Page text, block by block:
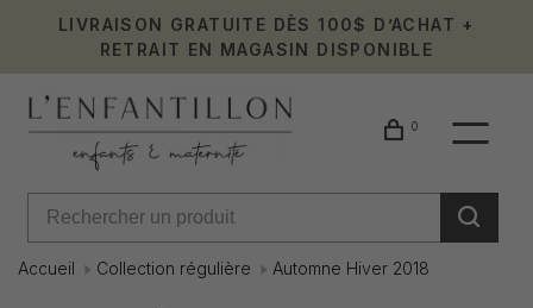
LIVRAISON GRATUITE DÈS 100$ D’ACHAT +
RETRAIT EN MAGASIN DISPONIBLE
0
Accueil Collection régulière Automne Hiver 2018